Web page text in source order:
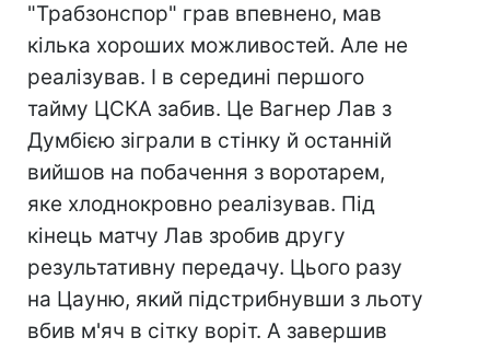
"Трабзонспор" грав впевнено, мав
кілька хороших можливостей. Але не
реалізував. І в середині першого
тайму ЦСКА забив. Це Вагнер Лав з
Думбією зіграли в стінку й останній
вийшов на побачення з воротарем,
яке хлоднокровно реалізував. Під
кінець матчу Лав зробив другу
результативну передачу. Цього разу
на Цауню, який підстрибнувши з льоту
вбив м'яч в сітку воріт. А завершив